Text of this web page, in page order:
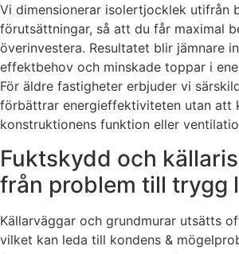
Vi dimensionerar isolertjocklek utifrån
förutsättningar, så att du får maximal
överinvestera. Resultatet blir jämnare
effektbehov och minskade toppar i
För äldre fastigheter erbjuder vi
förbättrar energieffektiviteten utan att
konstruktionens funktion eller
Fuktskydd och
från problem till trygg
Källarväggar och grundmurar utsätts
vilket kan leda till kondens &